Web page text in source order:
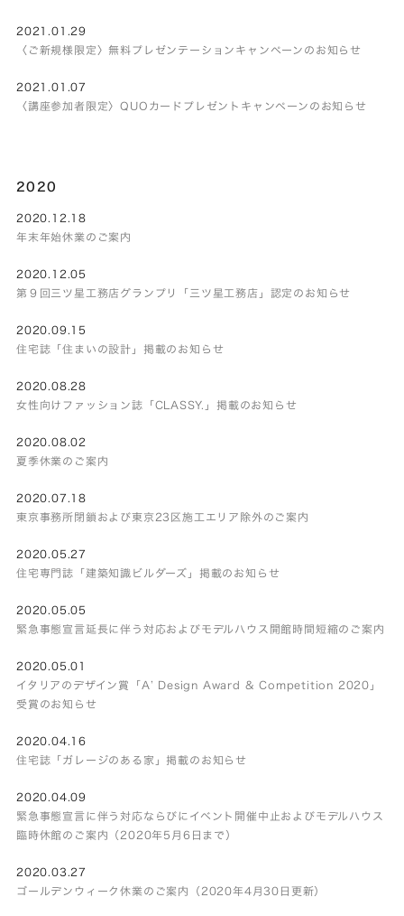
2021.01.29
〈ご新規様限定〉無料プレゼンテーションキャンペーンのお知らせ
2021.01.07
〈講座参加者限定〉QUOカードプレゼントキャンペーンのお知らせ
2020
2020.12.18
年末年始休業のご案内
2020.12.05
第９回三ツ星工務店グランプリ「三ツ星工務店」認定のお知らせ
2020.09.15
住宅誌「住まいの設計」掲載のお知らせ
2020.08.28
女性向けファッション誌「CLASSY.」掲載のお知らせ
2020.08.02
夏季休業のご案内
2020.07.18
東京事務所閉鎖および東京23区施工エリア除外のご案内
2020.05.27
住宅専門誌「建築知識ビルダーズ」掲載のお知らせ
2020.05.05
緊急事態宣言延長に伴う対応およびモデルハウス開館時間短縮のご案内
2020.05.01
イタリアのデザイン賞「A’ Design Award & Competition 2020」
受賞のお知らせ
2020.04.16
住宅誌「ガレージのある家」掲載のお知らせ
2020.04.09
緊急事態宣言に伴う対応ならびにイベント開催中止およびモデルハウス
臨時休館のご案内（2020年5月6日まで）
2020.03.27
ゴールデンウィーク休業のご案内（2020年4月30日更新）